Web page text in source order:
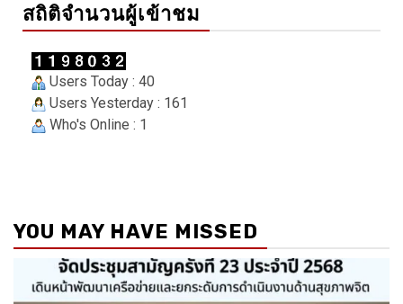
สถิติจำนวนผู้เข้าชม
Users Today : 40
Users Yesterday : 161
Who's Online : 1
YOU MAY HAVE MISSED